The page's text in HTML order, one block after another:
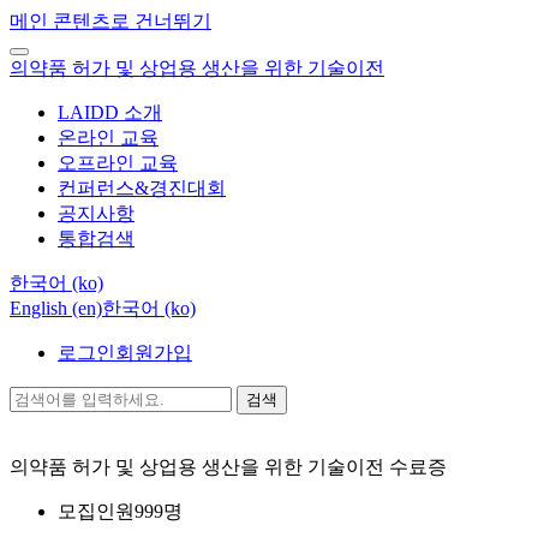
메인 콘텐츠로 건너뛰기
의약품 허가 및 상업용 생산을 위한 기술이전
LAIDD 소개
온라인 교육
오프라인 교육
컨퍼런스&경진대회
공지사항
통합검색
한국어 ‎(ko)‎
English ‎(en)‎한국어 ‎(ko)‎
로그인회원가입
검색
의약품 허가 및 상업용 생산을 위한 기술이전 수료증
모집인원999명